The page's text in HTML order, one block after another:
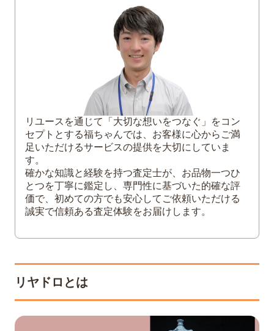
「花の街角」の魅力や特徴
「花の街角」の価格やサイズ
リヤドロ「花の街角」は買取もできる？
リユースを通じて「大切な想いをつなぐ」をコン
セプトとする福ちゃんでは、お客様に心からご満
足いただけるサービスの提供を大切にしていま
す。
確かな知識と経験を持つ査定士が、お品物一つひ
とつを丁寧に鑑定し、専門性に基づいた的確な評
価で、初めての方でも安心してご依頼いただける
誠実で信頼ある査定体験をお届けします。
リヤドロとは